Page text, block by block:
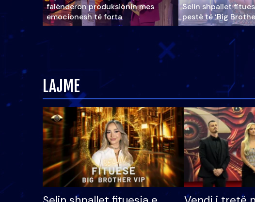
falënderon produksionin mes
emocionesh të forta
Selin shpallet
pestë të ‘Big
LAJME